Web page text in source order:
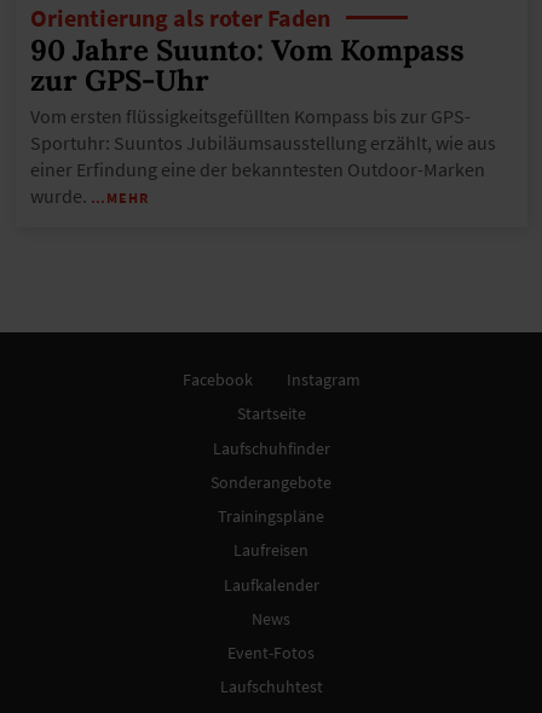
Orientierung als roter Faden
90 Jahre Suunto: Vom Kompass
zur GPS-Uhr
Vom ersten flüssigkeitsgefüllten Kompass bis zur GPS-
Sportuhr: Suuntos Jubiläumsausstellung erzählt, wie aus
einer Erfindung eine der bekanntesten Outdoor-Marken
wurde. …MEHR
Facebook
Instagram
Startseite
Laufschuhfinder
Sonderangebote
Trainingspläne
Laufreisen
Laufkalender
News
Event-Fotos
Laufschuhtest